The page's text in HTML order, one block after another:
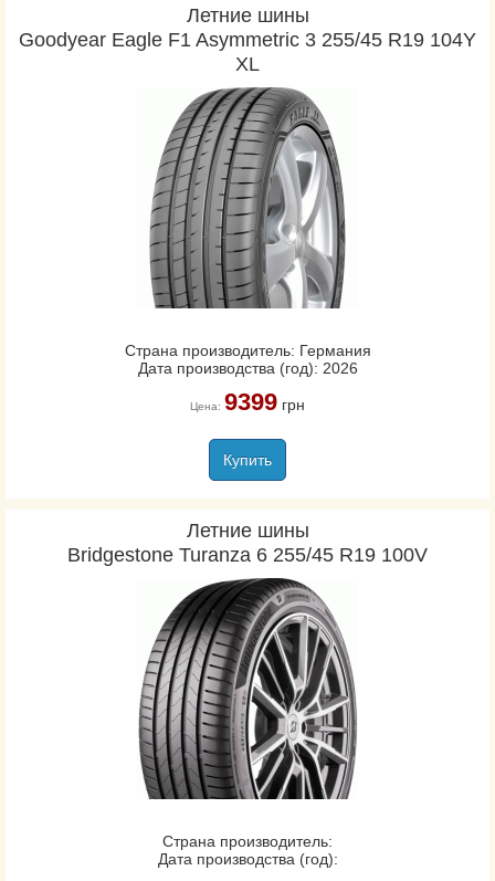
Летние шины
Goodyear Eagle F1 Asymmetric 3 255/45 R19 104Y
XL
Страна производитель: Германия
Дата производства (год): 2026
Цена: 9399грн
Купить
Летние шины
Bridgestone Turanza 6 255/45 R19 100V
Страна производитель:
Дата производства (год):